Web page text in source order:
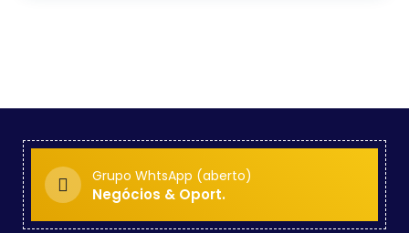
Grupo WhtsApp (aberto)
Negócios & Oport.